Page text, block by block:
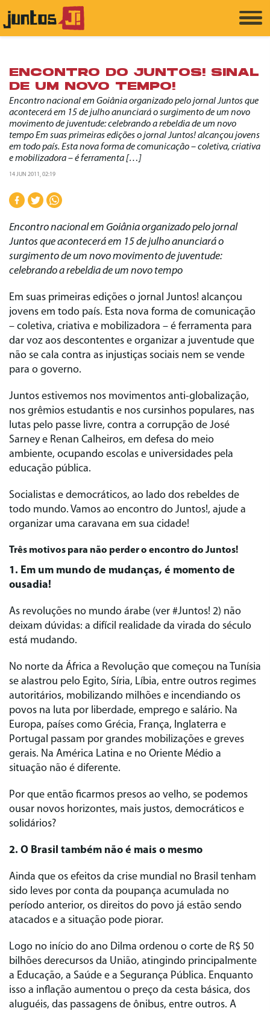
ENCONTRO DO JUNTOS! SINAL
DE UM NOVO TEMPO!
Encontro nacional em Goiânia organizado pelo jornal Juntos que
acontecerá em 15 de julho anunciará o surgimento de um novo
movimento de juventude: celebrando a rebeldia de um novo
tempo Em suas primeiras edições o jornal Juntos! alcançou jovens
em todo país. Esta nova forma de comunicação – coletiva, criativa
e mobilizadora – é ferramenta […]
14 JUN 2011, 02:19
Encontro nacional em Goiânia organizado pelo jornal
Juntos que acontecerá em 15 de julho anunciará o
surgimento de um novo movimento de juventude:
celebrando a rebeldia de um novo tempo
Em suas primeiras edições o jornal Juntos! alcançou
jovens em todo país. Esta nova forma de comunicação
– coletiva, criativa e mobilizadora – é ferramenta para
dar voz aos descontentes e organizar a juventude que
não se cala contra as injustiças sociais nem se vende
para o governo.
Juntos estivemos nos movimentos anti-globalização,
nos grêmios estudantis e nos cursinhos populares, nas
lutas pelo passe livre, contra a corrupção de José
Sarney e Renan Calheiros, em defesa do meio
ambiente, ocupando escolas e universidades pela
educação pública.
Socialistas e democráticos, ao lado dos rebeldes de
todo mundo. Vamos ao encontro do Juntos!, ajude a
organizar uma caravana em sua cidade!
Três motivos para não perder o encontro do Juntos!
1. Em um mundo de mudanças, é momento de
ousadia!
As revoluções no mundo árabe (ver #Juntos! 2) não
deixam dúvidas: a difícil realidade da virada do século
está mudando.
No norte da África a Revolução que começou na Tunísia
se alastrou pelo Egito, Síria, Líbia, entre outros regimes
autoritários, mobilizando milhões e incendiando os
povos na luta por liberdade, emprego e salário. Na
Europa, países como Grécia, França, Inglaterra e
Portugal passam por grandes mobilizações e greves
gerais. Na América Latina e no Oriente Médio a
situação não é diferente.
Por que então ficarmos presos ao velho, se podemos
ousar novos horizontes, mais justos, democráticos e
solidários?
2. O Brasil também não é mais o mesmo
Ainda que os efeitos da crise mundial no Brasil tenham
sido leves por conta da poupança acumulada no
período anterior, os direitos do povo já estão sendo
atacados e a situação pode piorar.
Logo no início do ano Dilma ordenou o corte de R$ 50
bilhões derecursos da União, atingindo principalmente
a Educação, a Saúde e a Segurança Pública. Enquanto
isso a inflação aumentou o preço da cesta básica, dos
aluguéis, das passagens de ônibus, entre outros. A